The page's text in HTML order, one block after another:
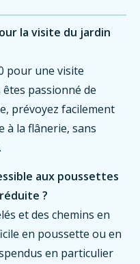
la visite du jardin
pour une visite
passionné de
prévoyez facilement
à la flânerie, sans
aux poussettes
?
et des chemins en
en poussette ou en
en particulier